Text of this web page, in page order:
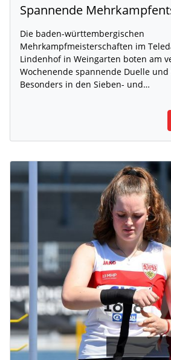
Die baden-württembergischen
Mehrkampfmeisterschaften im
Lindenhof in Weingarten boten am
Wochenende spannende Duelle
Besonders in den Sieben- und…